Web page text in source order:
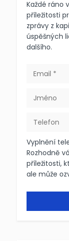
Každé ráno
příležitosti
zprávy z
úspěšných
dalšího.
Vyplnění
Rozhodně
příležitosti,
ale může